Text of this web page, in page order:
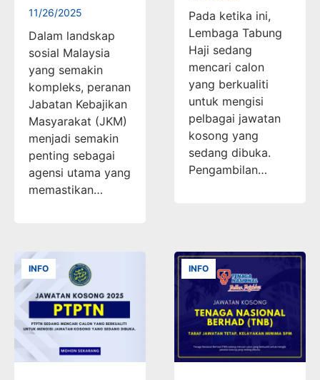
11/26/2025
Dalam landskap
sosial Malaysia
yang semakin
kompleks, peranan
Jabatan Kebajikan
Masyarakat (JKM)
menjadi semakin
penting sebagai
agensi utama yang
memastikan…
Pada ketika ini,
Lembaga Tabung
Haji sedang
mencari calon
yang berkualiti
untuk mengisi
pelbagai jawatan
kosong yang
sedang dibuka.
Pengambilan…
INFO INFO